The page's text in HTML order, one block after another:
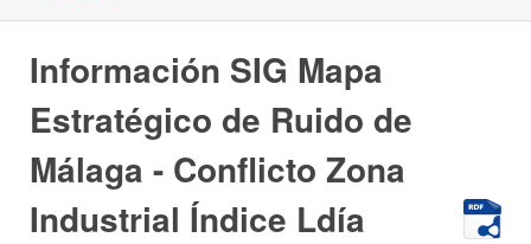
Información SIG Mapa
Estratégico de Ruido de
Málaga - Conflicto Zona
Industrial Índice Ldía